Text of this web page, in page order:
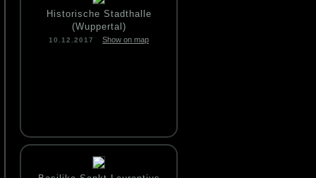
Historische Stadthalle
(Wuppertal)
10.12.2017 Show on map